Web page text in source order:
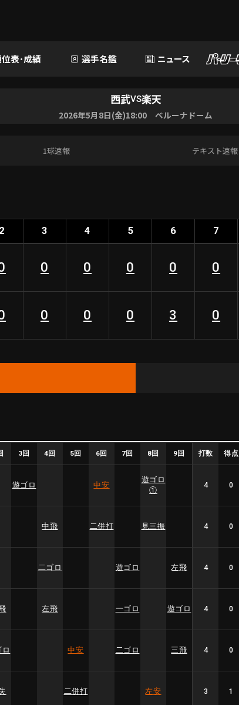
表･成績 選手名鑑 ニュース
西武VS楽天
2026年5月8日(金)18:00 ベルーナドーム
1球速報 テキスト速報
2 3 4 5 6 7
0 0 0 0 0
0 0 0 3 0
3回 4回 5回 6回 7回 8回 9回 打数 得点
遊ゴロ 中安
遊ゴロ
①
4 0
中飛 二併打 見三振 4 0
二ゴロ 遊ゴロ 左飛 4 0
左飛 一ゴロ 遊ゴロ 4 0
ロ 中安 二ゴロ 三飛 4 0
二併打 左安 3 1